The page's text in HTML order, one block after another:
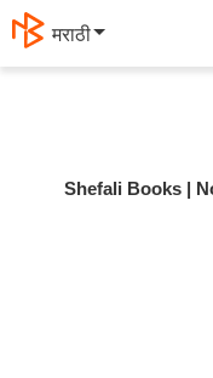
मराठी
Shefali Books |